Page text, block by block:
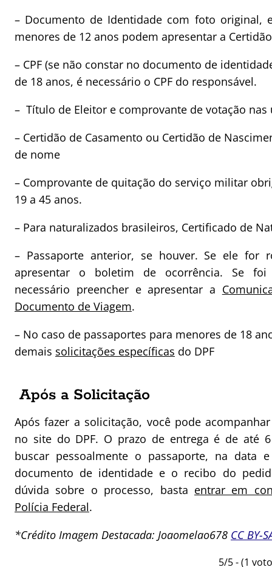
– Documento de Identidade com foto original,
menores de 12 anos podem apresentar a
– CPF (se não constar no documento de
de 18 anos, é necessário o CPF do responsável.
– Título de Eleitor e comprovante de votação nas
– Certidão de Casamento ou Certidão de
de nome
– Comprovante de quitação do serviço militar
19 a 45 anos.
– Para naturalizados brasileiros, Certificado de
– Passaporte anterior, se houver. Se ele for
apresentar o boletim de ocorrência. Se
necessário preencher e apresentar a
Documento de Viagem.
– No caso de passaportes para menores de 18
demais solicitações específicas do DPF
Após a Solicitação
Após fazer a solicitação, você pode
no site do DPF. O prazo de entrega é de até
buscar pessoalmente o passaporte, na data
documento de identidade e o recibo do
dúvida sobre o processo, basta entrar em
Polícia Federal.
*Crédito Imagem Destacada: Joaomelao678 CC BY-
5/5 - (1